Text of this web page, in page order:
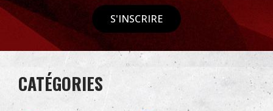
S'INSCRIRE
CATÉGORIES